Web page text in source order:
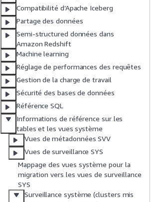
Compatibilité d’Apache Iceberg
Partage des données
Semi-structured données dans
Amazon Redshift
Machine learning
Réglage de performances des requêtes
Gestion de la charge de travail
Sécurité des bases de données
Référence SQL
Informations de référence sur les
tables et les vues système
Vues de métadonnées SVV
Vues de surveillance SYS
Mappage des vues système pour la
migration vers les vues de surveillance
SYS
Surveillance système (clusters mis